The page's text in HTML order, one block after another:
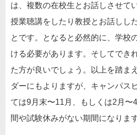
は、複数の在校生とお話しさせて
授業聴講をしたり教授とお話しし
とです。となると必然的に、学校
ける必要があります。そしてでき
た方が良いでしょう。以上を踏ま
ダーにもよりますが、キャンパス
ては9月末〜11月、もしくは2月〜
間や試験休みがない期間になります